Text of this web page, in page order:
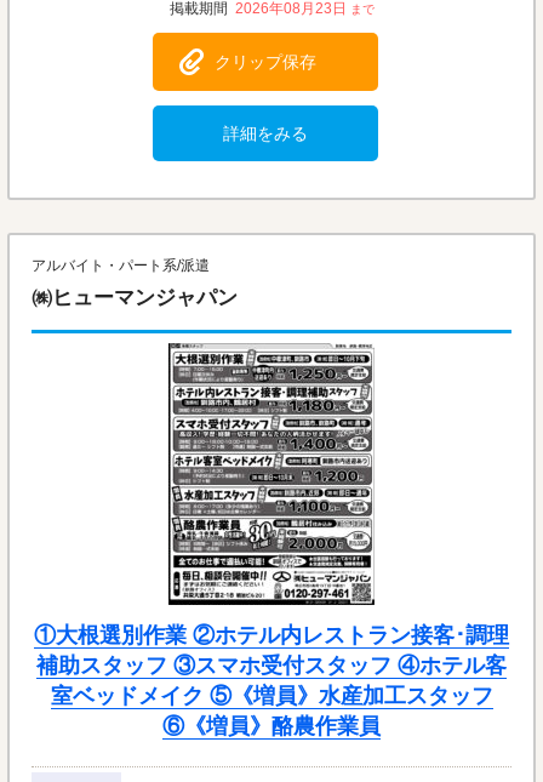
2026年08月23日
クリップ保存
詳細をみる
アルバイト・パート系/派遣
㈱ヒューマンジャパン
①大根選別作業 ②ホテル内レストラン接客･調理
補助スタッフ ③スマホ受付スタッフ ④ホテル客
室ベッドメイク ⑤《増員》水産加工スタッフ
⑥《増員》酪農作業員